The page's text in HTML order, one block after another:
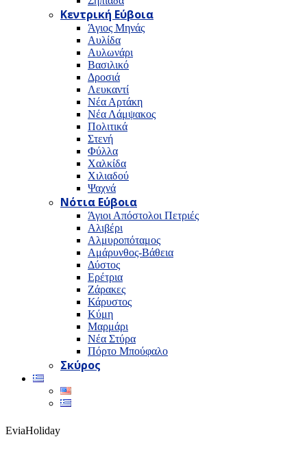
Κεντρική Εύβοια
Άγιος Μηνάς
Αυλίδα
Αυλωνάρι
Βασιλικό
Δροσιά
Λευκαντί
Νέα Αρτάκη
Νέα Λάμψακος
Πολιτικά
Στενή
Φύλλα
Χαλκίδα
Χιλιαδού
Ψαχνά
Νότια Εύβοια
Άγιοι Απόστολοι Πετριές
Αλιβέρι
Αλμυροπόταμος
Αμάρυνθος-Βάθεια
Δύστος
Ερέτρια
Ζάρακες
Κάρυστος
Κύμη
Μαρμάρι
Νέα Στύρα
Πόρτο Μπούφαλο
Σκύρος
EviaHoliday